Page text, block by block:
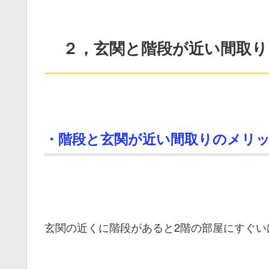
２，玄関と階段が近い間取り
・階段と玄関が近い間取りのメリ
玄関の近くに階段があると2階の部屋にすぐい